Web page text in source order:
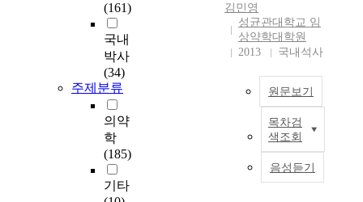
(161)
국내
박사
(34)
주제분류
의약
학
(185)
기타
김민영
성균관대학교 임
상약학대학원
2013
국내석사
원문보기
목차검
색조회
음성듣기